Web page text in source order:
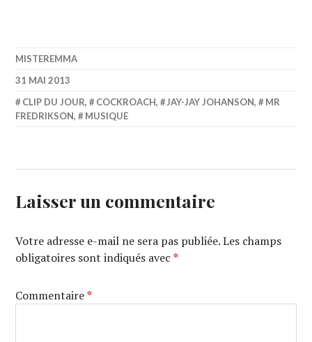
MISTEREMMA
31 MAI 2013
CLIP DU JOUR, COCKROACH, JAY-JAY JOHANSON,
MR
FREDRIKSON, MUSIQUE
Laisser un commentaire
Votre adresse e-mail ne sera pas publiée. Les champs
obligatoires sont indiqués avec*
Commentaire*